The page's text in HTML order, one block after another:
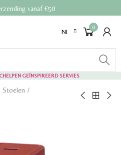
vanaf €50
NL
0
GEÏNSPIREERD SERVIES
Stoelen